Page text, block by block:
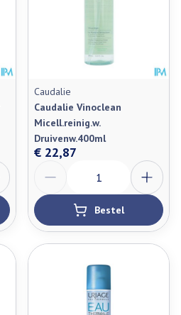
Caudalie
Caudalie Vinoclean
Micell.reinig.w.
Druivenw.400ml
€ 22,87
Bestel